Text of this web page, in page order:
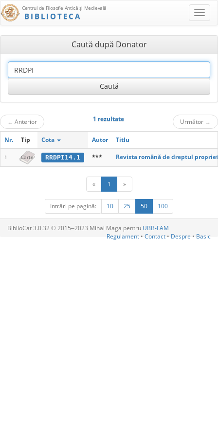
Centrul de Filosofie Antică şi Medievală
BIBLIOTECA
Caută după Donator
← Anterior 1 rezultate Următor →
Nr. Tip Cota Autor Titlu
1 Carte RRDPI14.1 *** Revista română de dreptul
« 1 »
Intrări pe pagină: 10 25 50 100
BiblioCat 3.0.32 © 2015‒2023 Mihai Maga pentru UBB-FAM
Regulament • Contact • Despre • Basic